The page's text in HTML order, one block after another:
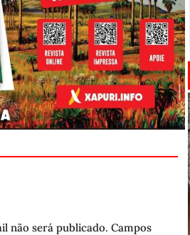
não será publicado. Campos